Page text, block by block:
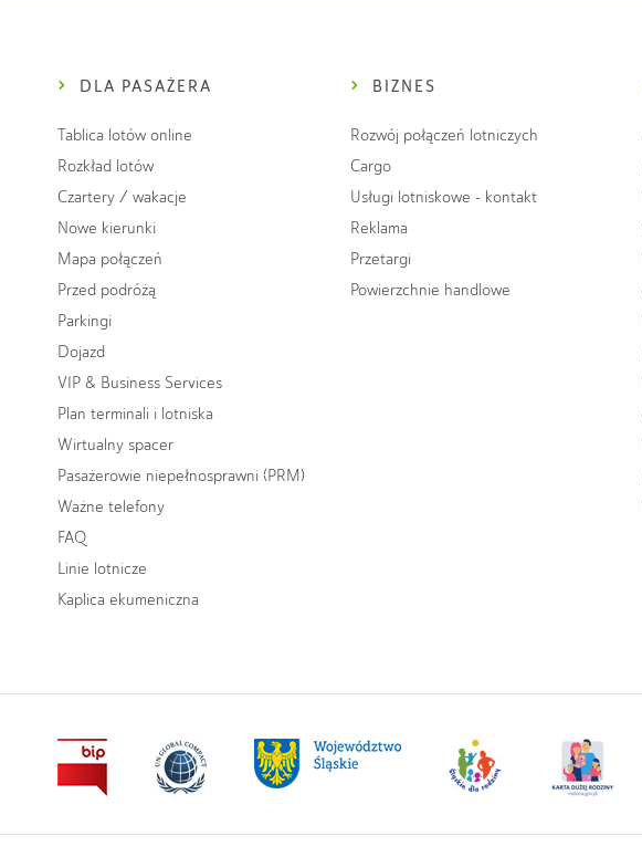
DLA PASAŻERA
Tablica lotów online
Rozkład lotów
Czartery / wakacje
Nowe kierunki
Mapa połączeń
Przed podróżą
Parkingi
Dojazd
VIP & Business Services
Plan terminali i lotniska
Wirtualny spacer
Pasażerowie niepełnosprawni (PRM)
Ważne telefony
FAQ
Linie lotnicze
Kaplica ekumeniczna
BIZNES
Rozwój połączeń lotniczych
Cargo
Usługi lotniskowe - kontakt
Reklama
Przetargi
Powierzchnie handlowe